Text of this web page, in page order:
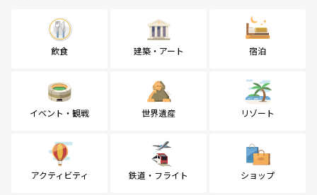
飲食 建築・アート 宿泊
イベント・観戦 世界遺産 リゾート
アクティビティ 鉄道・フライト ショップ